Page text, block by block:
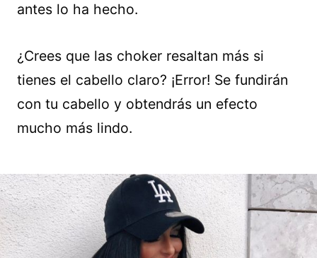
antes lo ha hecho.
¿Crees que las choker resaltan más si
tienes el cabello claro? ¡Error! Se fundirán
con tu cabello y obtendrás un efecto
mucho más lindo.